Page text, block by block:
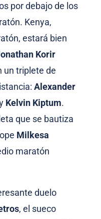
por debajo de los
Kenya,
estará bien
Korir
un triplete de
Alexander
Kelvin Kiptum.
que se bautiza
Milkesa
maratón
duelo
, el sueco